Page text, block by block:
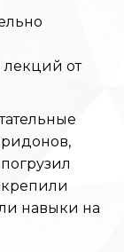
лекций от
навыки на